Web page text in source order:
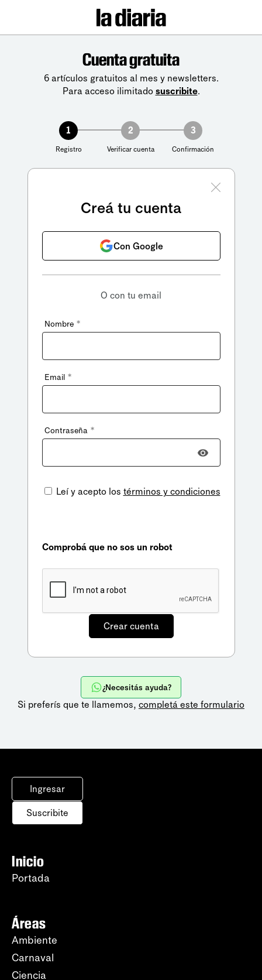
Cuenta gratuita
6 artículos gratuitos al mes y newsletters.
Para acceso ilimitado suscribite.
1
Registro
2
Verificar cuenta
3
Confirmación
Creá tu cuenta
Con Google
O con tu email
Nombre *
Email *
Contraseña *
Leí y acepto los términos y condiciones
Comprobá que no sos un robot
¿Necesitás ayuda?
Si preferís que te llamemos, completá este formulario
Ingresar
Suscribite
Inicio
Portada
Áreas
Ambiente
Carnaval
Ciencia